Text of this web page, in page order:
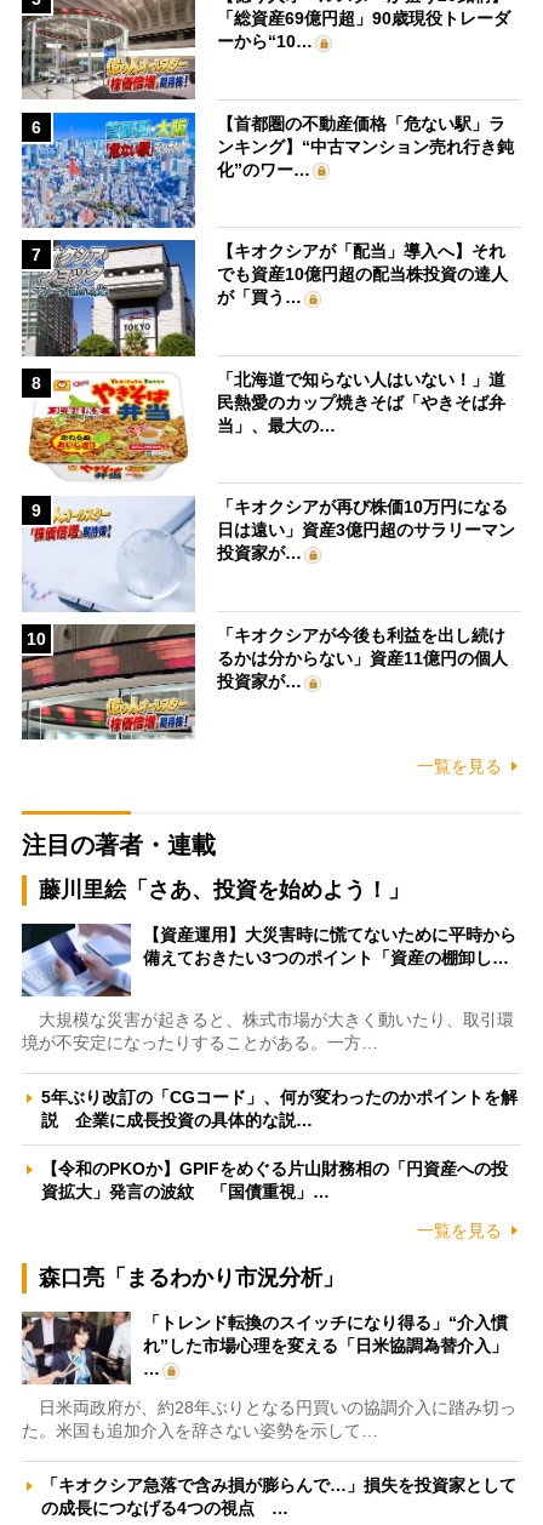
「総資産69億円超」90歳現役トレーダ
ーから“10…
6
【首都圏の不動産価格「危ない駅」ラ
ンキング】“中古マンション売れ行き鈍
化”のワー…
7
【キオクシアが「配当」導入へ】それ
でも資産10億円超の配当株投資の達人
が「買う…
8
「北海道で知らない人はいない！」道
民熱愛のカップ焼きそば「やきそば弁
当」、最大の…
9
「キオクシアが再び株価10万円になる
日は遠い」資産3億円超のサラリーマン
投資家が…
10
「キオクシアが今後も利益を出し続け
るかは分からない」資産11億円の個人
投資家が…
一覧を見る
注目の著者・連載
藤川里絵「さあ、投資を始めよう！」
【資産運用】大災害時に慌てないために平時から
備えておきたい3つのポイント「資産の棚卸し…
大規模な災害が起きると、株式市場が大きく動いたり、取引環
境が不安定になったりすることがある。一方…
5年ぶり改訂の「CGコード」、何が変わったのかポイントを解
説 企業に成長投資の具体的な説…
【令和のPKOか】GPIFをめぐる片山財務相の「円資産への投
資拡大」発言の波紋 「国債重視」…
一覧を見る
森口亮「まるわかり市況分析」
「トレンド転換のスイッチになり得る」“介入慣
れ”した市場心理を変える「日米協調為替介入」
…
日米両政府が、約28年ぶりとなる円買いの協調介入に踏み切っ
た。米国も追加介入を辞さない姿勢を示して…
「キオクシア急落で含み損が膨らんで…」損失を投資家として
の成長につなげる4つの視点 …